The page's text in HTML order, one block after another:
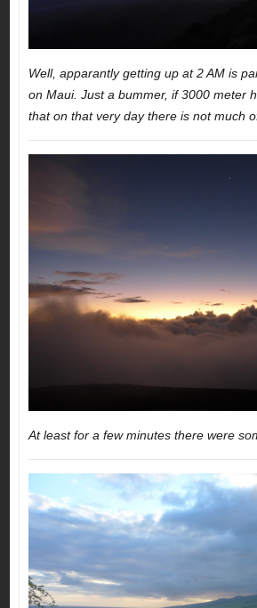
Well, apparantly getting up at 2 AM is
on Maui. Just a bummer, if 3000 meter
that on that very day there is not much
At least for a few minutes there were